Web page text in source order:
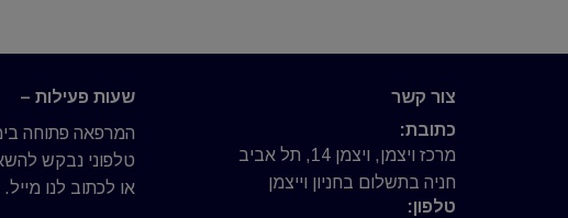
צור קשר
כתובת:
מרכז ויצמן, ויצמן 14, תל אביב
חניה בתשלום בחניון וייצמן
טלפון:
שעות פעילות –
המרפאה פתוחה
טלפוני נבקש
או לכתוב לנו מייל.